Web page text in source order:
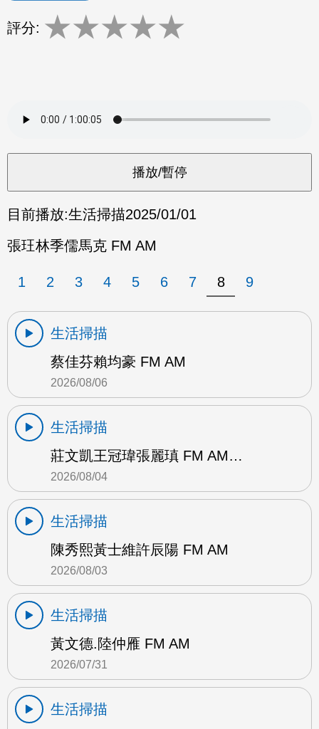
評分: ★★★★★
目前播放:生活掃描2025/01/01
張玨林季儒馬克 FM AM
1 2 3 4 5 6 7 8 9
生活掃描
蔡佳芬賴均豪 FM AM
2026/08/06
生活掃描
莊文凱王冠瑋張麗瑱 FM AM…
2026/08/04
生活掃描
陳秀熙黃士維許辰陽 FM AM
2026/08/03
生活掃描
黃文德.陸仲雁 FM AM
2026/07/31
生活掃描